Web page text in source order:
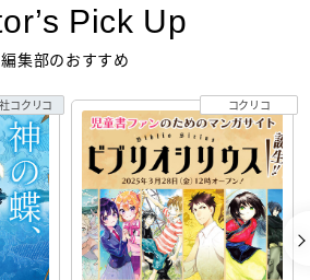
Pick Up
編集部のおすすめ
コクリコ コクリコ